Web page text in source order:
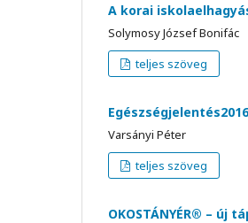
A korai
Solymosy József Bonifác
teljes szöveg
Varsányi Péter
teljes szöveg
OKOSTÁNYÉR® – új